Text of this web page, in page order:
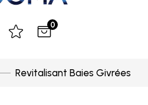
0
Revitalisant Baies Givrées